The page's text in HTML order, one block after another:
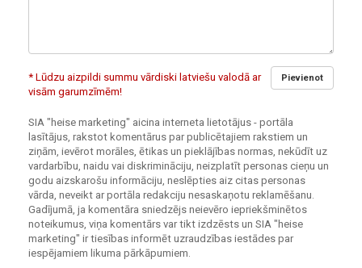
Pievienot
* Lūdzu aizpildi summu vārdiski latviešu valodā ar
visām garumzīmēm!
SIA "heise marketing" aicina interneta lietotājus - portāla
lasītājus, rakstot komentārus par publicētajiem rakstiem un
ziņām, ievērot morāles, ētikas un pieklājības normas, nekūdīt uz
vardarbību, naidu vai diskrimināciju, neizplatīt personas cieņu un
godu aizskarošu informāciju, neslēpties aiz citas personas
vārda, neveikt ar portāla redakciju nesaskaņotu reklamēšanu.
Gadījumā, ja komentāra sniedzējs neievēro iepriekšminētos
noteikumus, viņa komentārs var tikt izdzēsts un SIA "heise
marketing" ir tiesības informēt uzraudzības iestādes par
iespējamiem likuma pārkāpumiem.